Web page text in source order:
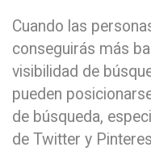
Cuando las
conseguirás más
visibilidad de
pueden
de búsqueda,
de Twitter y